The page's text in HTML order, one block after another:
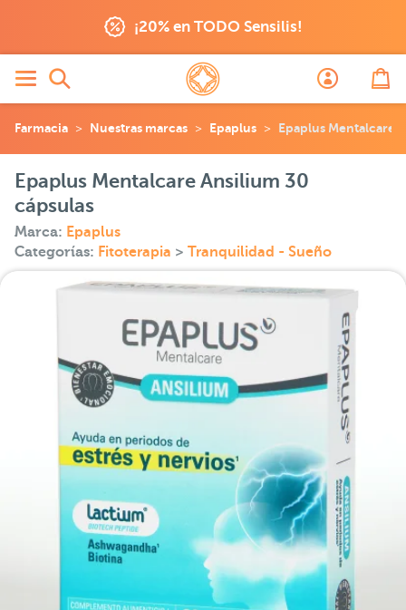
¡20% en TODO Sensilis!
Farmacia Nuestras marcas Epaplus Epaplus Mentalcare
Epaplus Mentalcare Ansilium 30
cápsulas
Marca: Epaplus
Categorías: Fitoterapia > Tranquilidad - Sueño